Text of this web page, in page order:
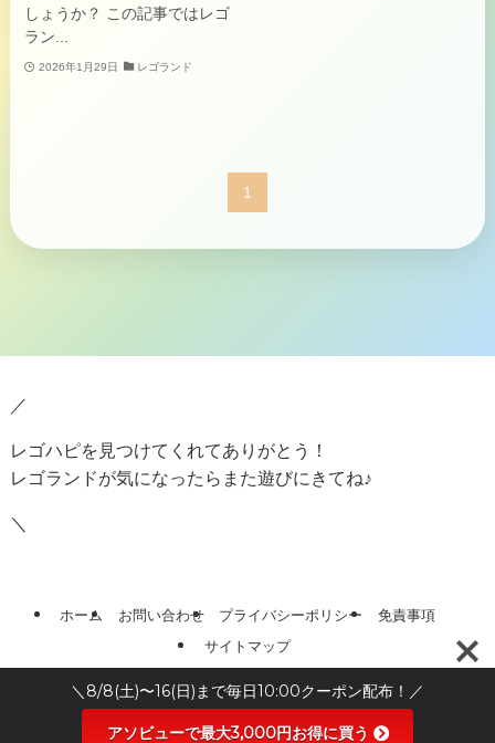
しょうか？ この記事ではレゴ
ラン...
2026年1月29日 レゴランド
1
／
レゴハピを見つけてくれてありがとう！
レゴランドが気になったらまた遊びにきてね♪
＼
ホーム お問い合わせ プライバシーポリシー
免責事項
サイトマップ
©レゴハピ
＼8/8(土)〜16(日)まで毎日10:00クーポン配布！／
アソビューで最大3,000円お得に買う